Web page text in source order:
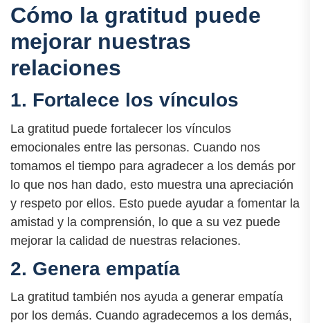
Cómo la gratitud puede
mejorar nuestras
relaciones
1. Fortalece los vínculos
La gratitud puede fortalecer los vínculos
emocionales entre las personas. Cuando nos
tomamos el tiempo para agradecer a los demás por
lo que nos han dado, esto muestra una apreciación
y respeto por ellos. Esto puede ayudar a fomentar la
amistad y la comprensión, lo que a su vez puede
mejorar la calidad de nuestras relaciones.
2. Genera empatía
La gratitud también nos ayuda a generar empatía
por los demás. Cuando agradecemos a los demás,